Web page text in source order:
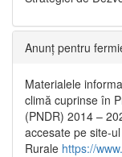
Anunț pentru
Materialele
climă cuprinse în
(PNDR) 2014 –
accesate pe site-
Rurale https://